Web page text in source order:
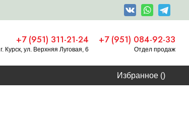
+7 (951) 311-21-24
г. Курск, ул. Верхняя Луговая, 6
+7 (951) 084-92-33
Отдел продаж
Избранное ()